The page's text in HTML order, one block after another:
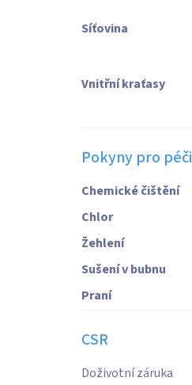
Síťovina
Vnitřní kraťasy
Pokyny pro péči
Chemické čištění
Chlor
Žehlení
Sušení v bubnu
Praní
CSR
Doživotní záruka